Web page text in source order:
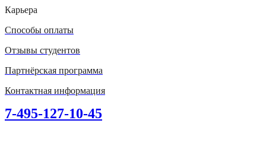
Карьера
Способы оплаты
Отзывы студентов
Партнёрская программа
Контактная информация
7-495-127-10-45